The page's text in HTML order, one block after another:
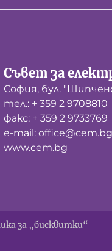
Съвет за
София, бул.
тел.: + 359 2 9708810
факс: + 359 2 9733769
е-mail: office@cem.bg
www.cem.bg
за „бисквитки“